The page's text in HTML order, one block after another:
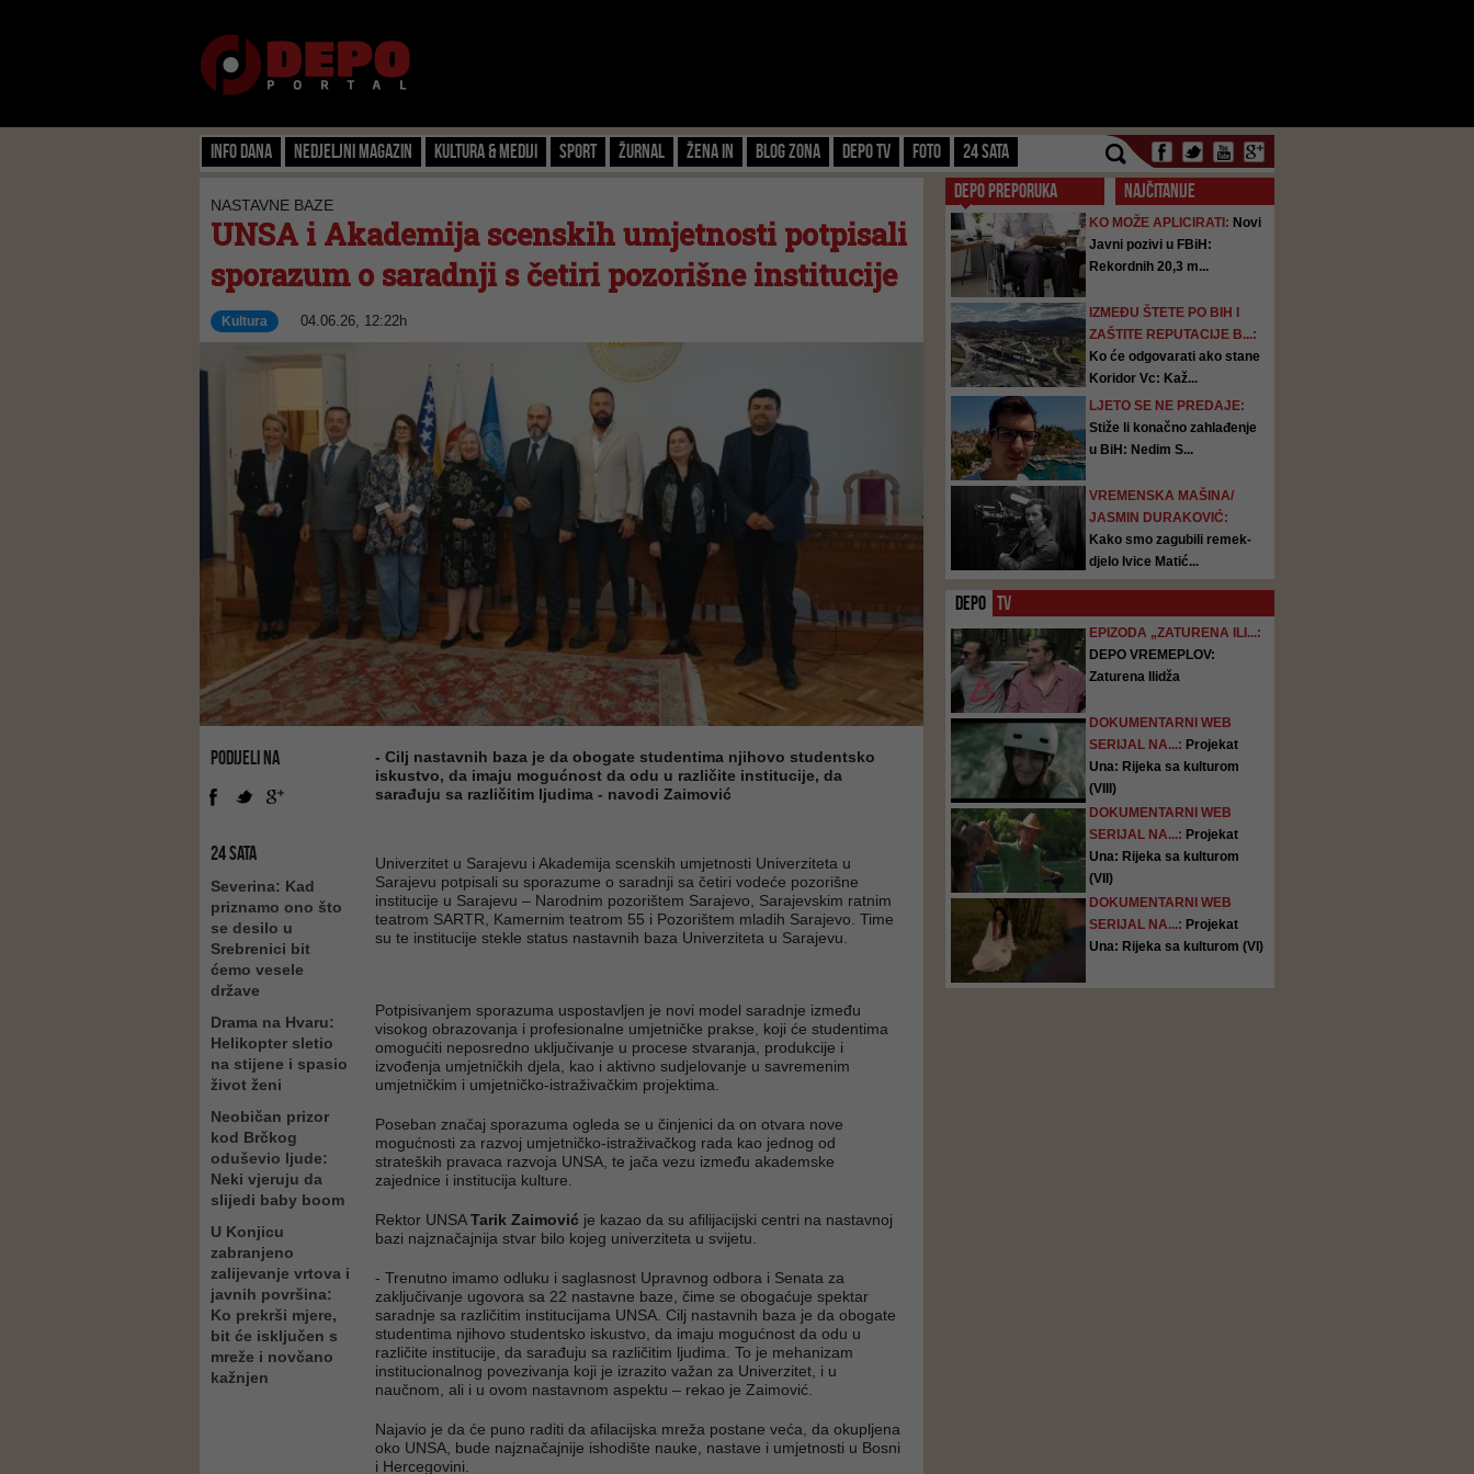
Info dana Nedjeljni magazin Kultura & Mediji Sport Žurnal Žena IN Blog zona Depo TV FOTO 24 SATA
NASTAVNE BAZE
UNSA i Akademija scenskih umjetnosti potpisali
sporazum o saradnji s četiri pozorišne institucije
Kultura 04.06.26, 12:22h
PODIJELI NA
24 SATA
Severina: Kad
priznamo ono što
se desilo u
Srebrenici bit
ćemo vesele
države
Drama na Hvaru:
Helikopter sletio
na stijene i spasio
život ženi
Neobičan prizor
kod Brčkog
oduševio ljude:
Neki vjeruju da
slijedi baby boom
U Konjicu
zabranjeno
zalijevanje vrtova i
javnih površina:
Ko prekrši mjere,
bit će isključen s
mreže i novčano
kažnjen
- Cilj nastavnih baza je da obogate studentima njihovo studentsko
iskustvo, da imaju mogućnost da odu u različite institucije, da
sarađuju sa različitim ljudima - navodi Zaimović
Univerzitet u Sarajevu i Akademija scenskih umjetnosti Univerziteta u
Sarajevu potpisali su sporazume o saradnji sa četiri vodeće pozorišne
institucije u Sarajevu – Narodnim pozorištem Sarajevo, Sarajevskim ratnim
teatrom SARTR, Kamernim teatrom 55 i Pozorištem mladih Sarajevo. Time
su te institucije stekle status nastavnih baza Univerziteta u Sarajevu.
Potpisivanjem sporazuma uspostavljen je novi model saradnje između
visokog obrazovanja i profesionalne umjetničke prakse, koji će studentima
omogućiti neposredno uključivanje u procese stvaranja, produkcije i
izvođenja umjetničkih djela, kao i aktivno sudjelovanje u savremenim
umjetničkim i umjetničko-istraživačkim projektima.
Poseban značaj sporazuma ogleda se u činjenici da on otvara nove
mogućnosti za razvoj umjetničko-istraživačkog rada kao jednog od
strateških pravaca razvoja UNSA, te jača vezu između akademske
zajednice i institucija kulture.
Rektor UNSATarik Zaimović je kazao da su afilijacijski centri na nastavnoj
bazi najznačajnija stvar bilo kojeg univerziteta u svijetu.
- Trenutno imamo odluku i saglasnost Upravnog odbora i Senata za
zaključivanje ugovora sa 22 nastavne baze, čime se obogaćuje spektar
saradnje sa različitim institucijama UNSA. Cilj nastavnih baza je da obogate
studentima njihovo studentsko iskustvo, da imaju mogućnost da odu u
različite institucije, da sarađuju sa različitim ljudima. To je mehanizam
institucionalnog povezivanja koji je izrazito važan za Univerzitet, i u
naučnom, ali i u ovom nastavnom aspektu – rekao je Zaimović.
Najavio je da će puno raditi da afilacijska mreža postane veća, da okupljena
oko UNSA, bude najznačajnije ishodište nauke, nastave i umjetnosti u Bosni
i Hercegovini.
DEPO PREPORUKA NAJČITANIJE
KO MOŽE APLICIRATI: Novi
Javni pozivi u FBiH:
Rekordnih 20,3 m...
IZMEĐU ŠTETE PO BIH I
ZAŠTITE REPUTACIJE B...:
Ko će odgovarati ako stane
Koridor Vc: Kaž...
LJETO SE NE PREDAJE:
Stiže li konačno zahlađenje
u BiH: Nedim S...
VREMENSKA MAŠINA/
JASMIN DURAKOVIĆ:
Kako smo zagubili remek-
djelo Ivice Matić...
DEPO TV
EPIZODA „ZATURENA ILI...:
DEPO VREMEPLOV:
Zaturena Ilidža
DOKUMENTARNI WEB
SERIJAL NA...: Projekat
Una: Rijeka sa kulturom
(VIII)
DOKUMENTARNI WEB
SERIJAL NA...: Projekat
Una: Rijeka sa kulturom
(VII)
DOKUMENTARNI WEB
SERIJAL NA...: Projekat
Una: Rijeka sa kulturom (VI)